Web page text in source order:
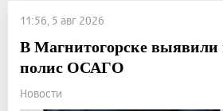
11:56, 5 авг 2026
В Магнитогорске выявили
полис ОСАГО
Новости